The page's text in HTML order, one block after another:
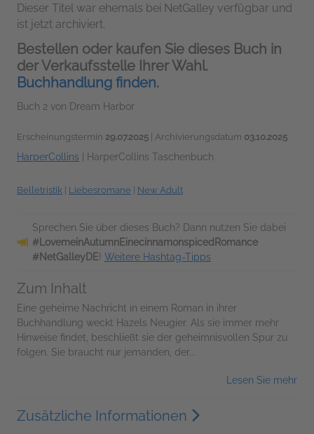
Dieser Titel war ehemals bei NetGalley verfügbar und
ist jetzt archiviert.
Bestellen oder kaufen Sie dieses Buch in
der Verkaufsstelle Ihrer Wahl.
Buchhandlung finden.
Buch 2 von Dream Harbor
Erscheinungstermin 29.07.2025 | Archivierungsdatum 03.10.2025
HarperCollins HarperCollins Taschenbuch
Belletristik | Liebesromane | New Adult
Sprechen Sie über dieses Buch? Dann nutzen Sie dabei
#LovemeinAutumnEinecinnamonspicedRomance
#NetGalleyDE! Weitere Hashtag-Tipps
Zum Inhalt
Eine geheime Nachricht in einem Roman in ihrer
Buchhandlung weckt Hazels Neugier. Als sie immer mehr
Hinweise findet, beschließt sie der geheimnisvollen Spur zu
folgen. Sie braucht nur jemanden, der...
Lesen Sie mehr
Zusätzliche Informationen